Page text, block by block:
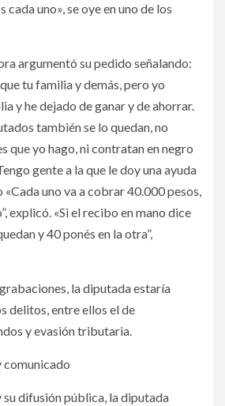
uno», se oye en uno de los
argumentó su pedido señalando:
tu familia y demás, pero yo
y he dejado de ganar y de ahorrar.
también se lo quedan, no
que yo hago, ni contratan en negro
gente a la que le doy una ayuda
uno va a cobrar 40.000 pesos,
explicó. «Si el recibo en mano dice
y 40 ponés en la otra”,
la diputada estaría
delitos, entre ellos el de
y evasión tributaria.
comunicado
su difusión pública, la diputada